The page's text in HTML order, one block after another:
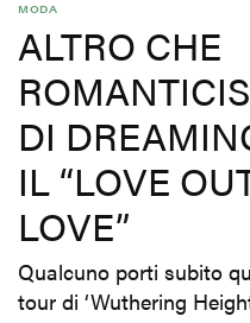
MODA
ALTRO CHE
DI
IL “LOVE
LOVE”
Qualcuno porti subito
tour di ‘Wuthering